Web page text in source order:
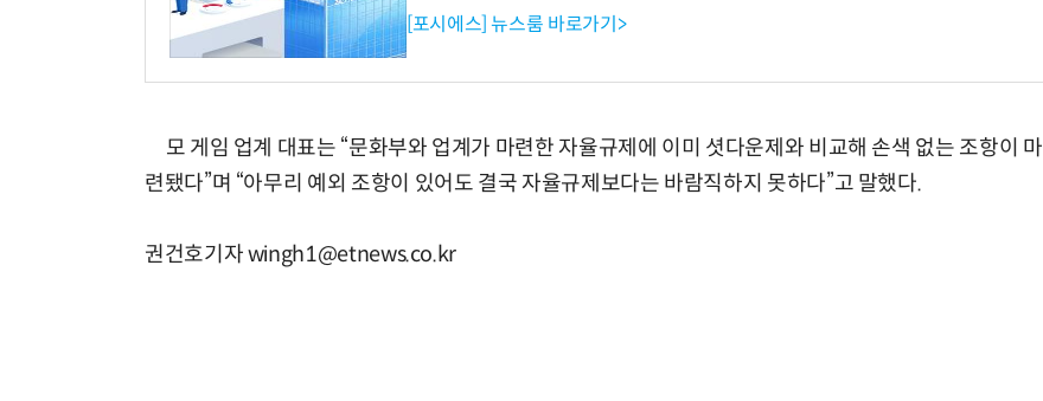
[포시에스] 뉴스룸 바로가기>
모 게임 업계 대표는 “문화부와 업계가 마련한 자율규제에 이미 셧다운제와 비교해 손색 없는 조항이 마
련됐다”며 “아무리 예외 조항이 있어도 결국 자율규제보다는 바람직하지 못하다”고 말했다.
권건호기자 wingh1@etnews.co.kr